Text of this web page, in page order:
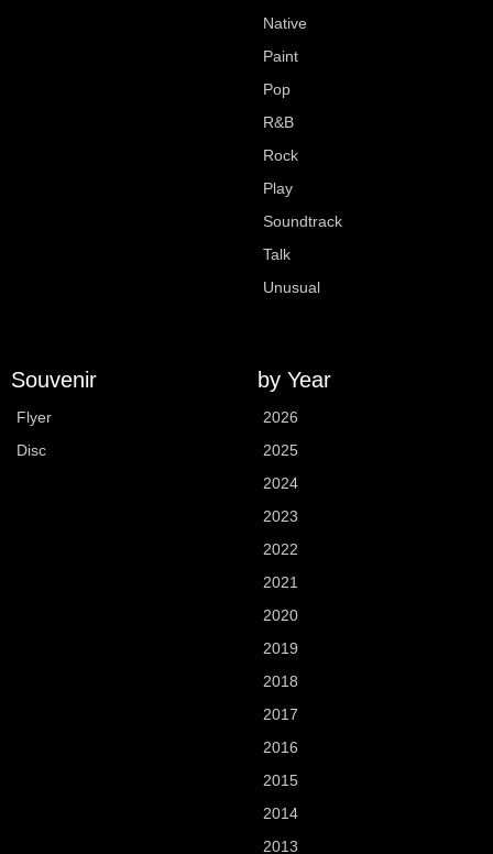
Native
Paint
Pop
R&B
Rock
Play
Soundtrack
Talk
Unusual
Souvenir
Flyer
Disc
by Year
2026
2025
2024
2023
2022
2021
2020
2019
2018
2017
2016
2015
2014
2013